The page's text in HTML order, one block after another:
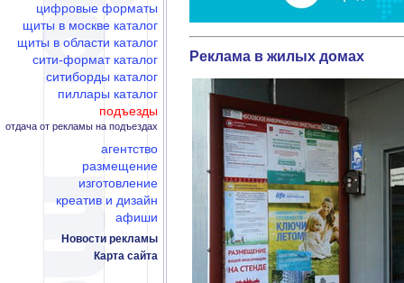
цифровые форматы
щиты в москве каталог
щиты в области каталог
сити-формат каталог
ситиборды каталог
пиллары каталог
подъезды
отдача от рекламы на подъездах
агентство
размещение
изготовление
креатив и дизайн
афиши
Новости рекламы
Карта сайта
Реклама в жилых домах